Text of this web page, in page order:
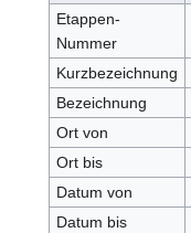
Etappen-
Nummer
Kurzbezeichnung
Bezeichnung
Ort von
Ort bis
Datum von
Datum bis